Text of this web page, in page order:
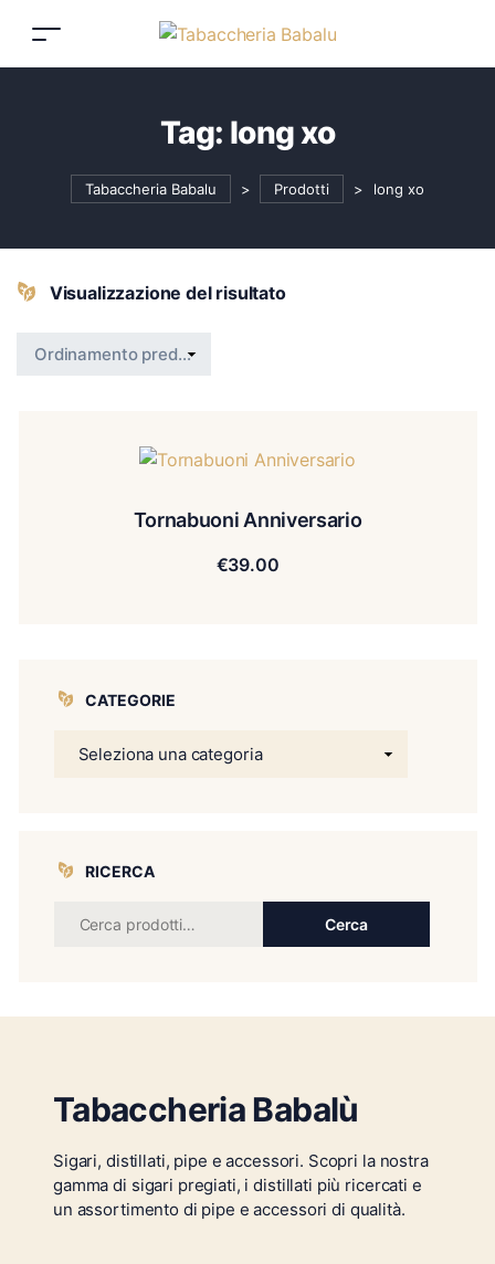
Tag: long xo
Tabaccheria Babalu > Prodotti > long xo
Visualizzazione del risultato
Tornabuoni Anniversario
€39.00
CATEGORIE
RICERCA
Cerca
Tabaccheria Babalù
Sigari, distillati, pipe e accessori. Scopri la nostra
gamma di sigari pregiati, i distillati più ricercati e
un assortimento di pipe e accessori di qualità.